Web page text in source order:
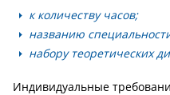
к количеству часов;
названию
набору теоретических
Индивидуальные